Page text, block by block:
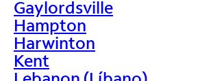
Gaylordsville
Hampton
Harwinton
Kent